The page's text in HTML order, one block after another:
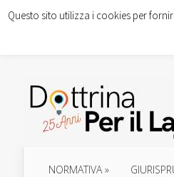
NORMATIVA»
Questo sito utilizza i cookies per